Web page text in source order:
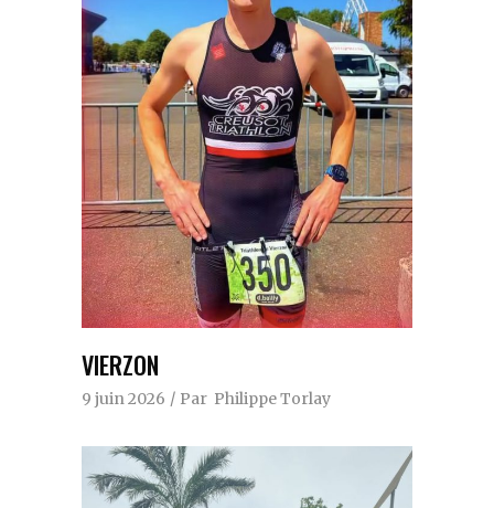
VIERZON
9 juin 2026 Par Philippe Torlay